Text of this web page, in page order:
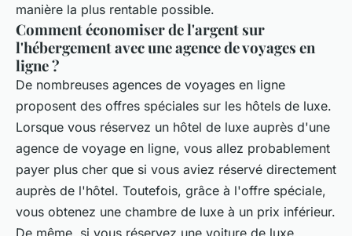
manière la plus rentable possible.
Comment économiser de l'argent sur
l'hébergement avec une agence de voyages en
ligne ?
De nombreuses agences de voyages en ligne
proposent des offres spéciales sur les hôtels de luxe.
Lorsque vous réservez un hôtel de luxe auprès d'une
agence de voyage en ligne, vous allez probablement
payer plus cher que si vous aviez réservé directement
auprès de l'hôtel. Toutefois, grâce à l'offre spéciale,
vous obtenez une chambre de luxe à un prix inférieur.
De même, si vous réservez une voiture de luxe